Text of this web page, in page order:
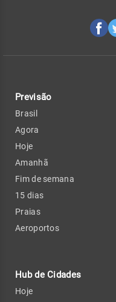
Previsão
Brasil
Agora
Hoje
Amanhã
Fim de semana
15 dias
Praias
Aeroportos
Hub de Cidades
Hoje